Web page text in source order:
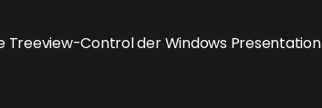
Treeview-Control der Windows Presentation